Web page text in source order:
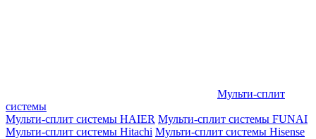
Мульти-сплит
системы
Мульти-сплит системы HAIER Мульти-сплит системы FUNAI
Мульти-сплит системы Hitachi Мульти-сплит системы Hisense